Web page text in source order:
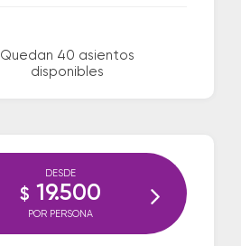
Quedan 40 asientos
disponibles
DESDE
$ 19.500
POR PERSONA